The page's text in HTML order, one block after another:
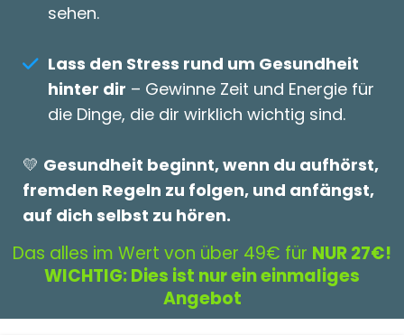
sehen.
Lass den Stress rund um Gesundheit
hinter dir – Gewinne Zeit und Energie für
die Dinge, die dir wirklich wichtig sind.
💛 Gesundheit beginnt, wenn du aufhörst,
fremden Regeln zu folgen, und anfängst,
auf dich selbst zu hören.
Das alles im Wert von über 49€ für NUR 27€!
WICHTIG: Dies ist nur ein einmaliges
Angebot